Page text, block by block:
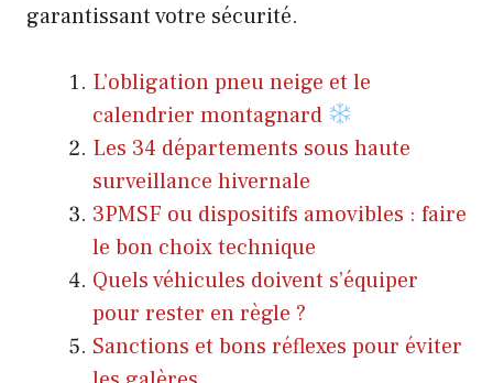
garantissant votre sécurité.
L’obligation pneu neige et le
calendrier montagnard
Les 34 départements sous haute
surveillance hivernale
3PMSF ou dispositifs amovibles : faire
le bon choix technique
Quels véhicules doivent s’équiper
pour rester en règle ?
Sanctions et bons réflexes pour éviter